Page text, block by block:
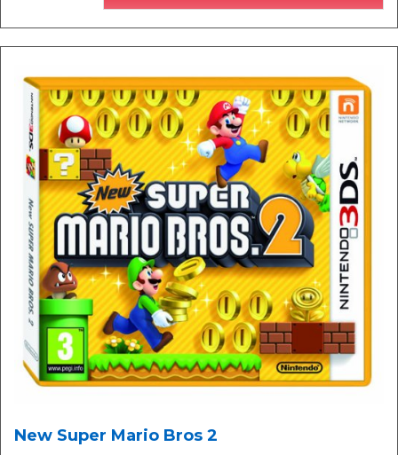
New Super Mario Bros 2